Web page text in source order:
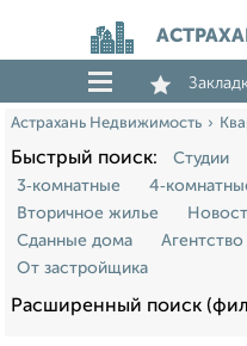
Астрахань Недвижимость
Быстрый поиск: Студии
3‑комнатные
Вторичное жилье
Сданные дома
Агентство
От застройщика
Расширенный поиск